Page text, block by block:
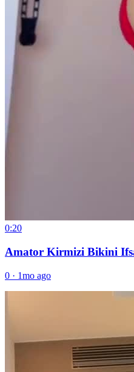
0:20
Amator Kirmizi Bikini
0 · 1mo ago